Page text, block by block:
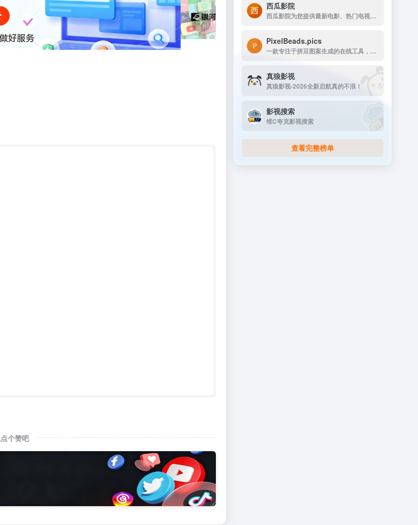
›
个赞吧
西瓜影院
西瓜影院为您提供最新电影、热门电视剧、综艺动漫免费在线观看，高清流畅无广告，海量片源每日更新，打造极致观影体验。
PixelBeads.pics
一款专注于拼豆图案生成的在线工具，用户只需上传任意照片或图片，即可一键将其像素化为可打印的拼豆图稿。
真狼影视
真狼影视-2026全新启航真的不浪！
影视搜索
维C夸克影视搜索
查看完整榜单